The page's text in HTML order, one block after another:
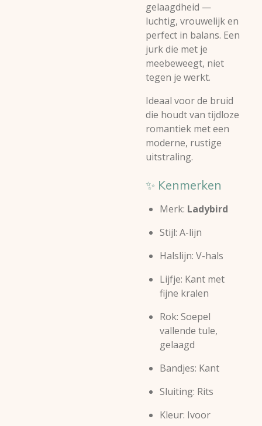
gelaagdheid —
luchtig, vrouwelijk en
perfect in balans. Een
jurk die met je
meebeweegt, niet
tegen je werkt.
Ideaal voor de bruid
die houdt van tijdloze
romantiek met een
moderne, rustige
uitstraling.
✨ Kenmerken
Merk: Ladybird
Stijl: A-lijn
Halslijn: V-hals
Lijfje: Kant met
fijne kralen
Rok: Soepel
vallende tule,
gelaagd
Bandjes: Kant
Sluiting: Rits
Kleur: Ivoor